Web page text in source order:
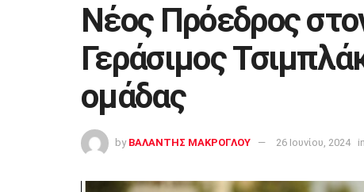
Νέος Πρόεδρος
Γεράσιμος
ομάδας
by ΒΑΛΑΝΤΗΣ ΜΑΚΡΟΓΛΟΥ 26 Ιουνίου, 2024 in